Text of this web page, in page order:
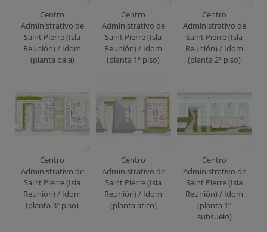
Centro
Administrativo de
Saint Pierre (Isla
Reunión) / Idom
(planta baja)
Centro
Administrativo de
Saint Pierre (Isla
Reunión) / Idom
(planta 1º piso)
Centro
Administrativo de
Saint Pierre (Isla
Reunión) / Idom
(planta 2º piso)
Centro
Administrativo de
Saint Pierre (Isla
Reunión) / Idom
(planta 3º piso)
Centro
Administrativo de
Saint Pierre (Isla
Reunión) / Idom
(planta atico)
Centro
Administrativo de
Saint Pierre (Isla
Reunión) / Idom
(planta 1º
subsuelo)